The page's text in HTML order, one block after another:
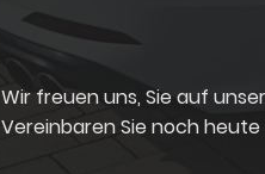
Wir freuen uns, Sie auf
Vereinbaren Sie noch